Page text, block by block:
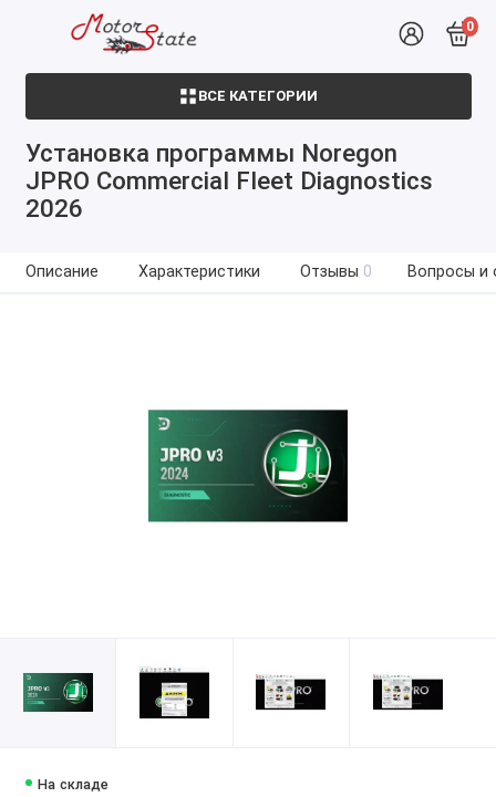
0
ВСЕ КАТЕГОРИИ
Установка программы Noregon
JPRO Commercial Fleet Diagnostics
2026
Описание Характеристики Отзывы 0 Вопросы и
На складе